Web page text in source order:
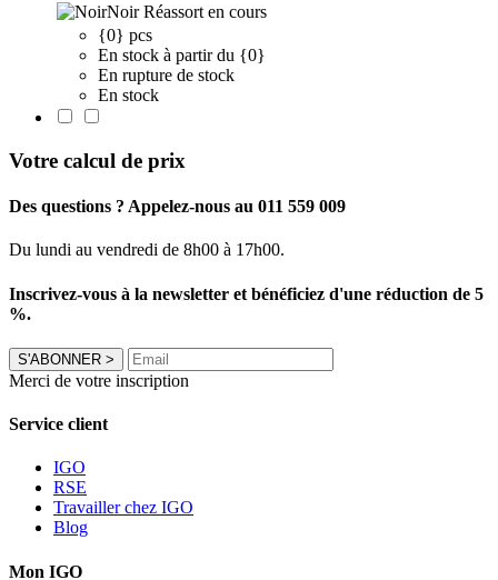
Noir Réassort en cours
{0} pcs
En stock à partir du {0}
En rupture de stock
En stock
Votre calcul de prix
Des questions ? Appelez-nous au 011 559 009
Du lundi au vendredi de 8h00 à 17h00.
Inscrivez-vous à la newsletter et bénéficiez d'une réduction de 5
%.
S'ABONNER >
Merci de votre inscription
Service client
IGO
RSE
Travailler chez IGO
Blog
Mon IGO